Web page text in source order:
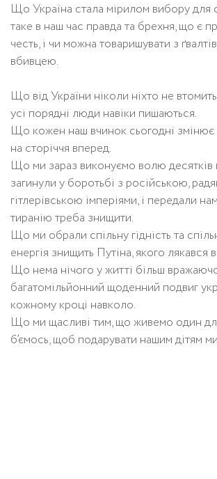
Що Україна стала мірилом вибору для
таке в наш час правда та брехня, що є
честь, і чи можна товаришувати з
вбивцею.
Що від України ніколи ніхто не
усі порядні люди навіки пишаються.
Що кожен наш вчинок сьогодні змінює
на сторіччя вперед.
Що ми зараз виконуємо волю десятків
загинули у боротьбі з російською,
гітлерівською імперіями, і передали
тиранію треба знищити.
Що ми обрали спільну гідність та
енергія знищить Путіна, якого лякався
Що нема нічого у житті більш
багатомільйонний щоденний подвиг
кожному кроці навколо.
Що ми щасливі тим, що живемо один
б’ємось, щоб подарувати нашим дітям